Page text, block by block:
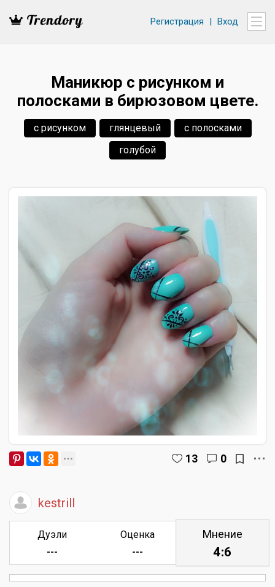
Регистрация | Вход
Маникюр с рисунком и
полосками в бирюзовом цвете.
с рисунком глянцевый
с полосками
голубой
13 0
kestrill
Дуэли
---
Оценка
---
Мнение
4:6